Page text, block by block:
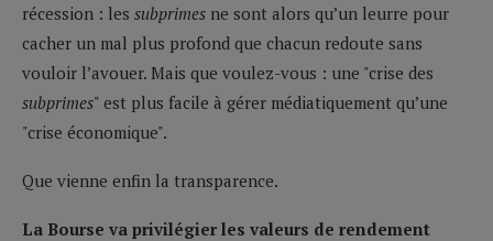
récession : les subprimes ne sont alors qu’un leurre pour
cacher un mal plus profond que chacun redoute sans
vouloir l’avouer. Mais que voulez-vous : une "crise des
subprimes" est plus facile à gérer médiatiquement qu’une
"crise économique".
Que vienne enfin la transparence.
La Bourse va privilégier les valeurs de rendement